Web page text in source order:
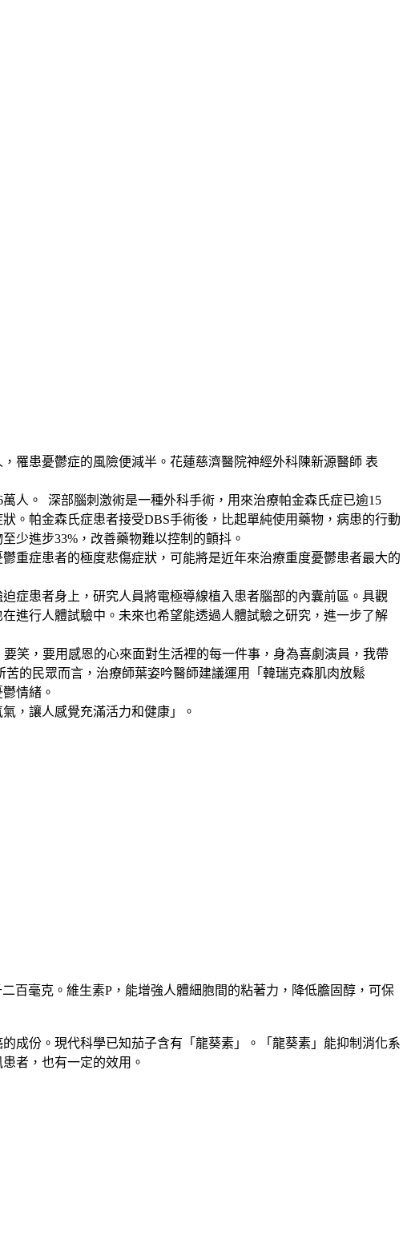
罹患憂鬱症的風險便減半。花蓮慈濟醫院神經外科陳新源醫師 表
人。 深部腦刺激術是一種外科手術，用來治療帕金森氏症已逾15
。帕金森氏症患者接受DBS手術後，比起單純使用藥物，病患的行動
少進步33%，改善藥物難以控制的顫抖。
重症患者的極度悲傷症狀，可能將是近年來治療重度憂鬱患者最大的
症患者身上，研究人員將電極導線植入患者腦部的內囊前區。具觀
進行人體試驗中。未來也希望能透過人體試驗之研究，進一步了解
笑，要用感恩的心來面對生活裡的每一件事，身為喜劇演員，我帶
的民眾而言，治療師葉姿吟醫師建議運用「韓瑞克森肌肉放鬆
情緒。
，讓人感覺充滿活力和健康 」。
百毫克。維生素P，能增強人體細胞間的粘著力，降低膽固醇，可保
成份。現代科學已知茄子含有「龍葵素」。「龍葵素」能抑制消化系
者，也有一定的效用。